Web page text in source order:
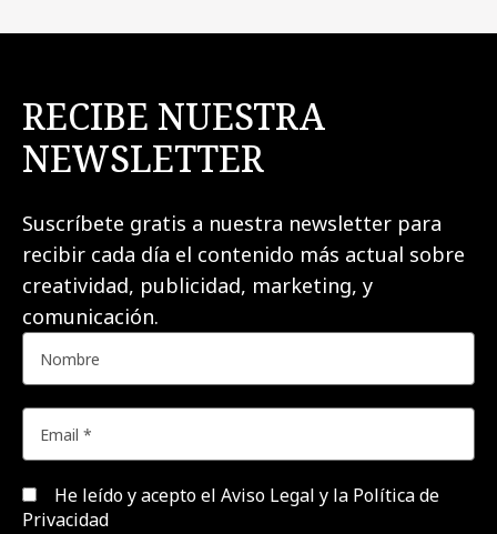
RECIBE NUESTRA
NEWSLETTER
Suscríbete gratis a nuestra newsletter para
recibir cada día el contenido más actual sobre
creatividad, publicidad, marketing, y
comunicación.
He leído y acepto el Aviso Legal y la Política de
Privacidad